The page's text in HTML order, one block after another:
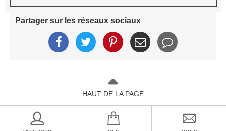
24 mm, Profil : 24 mm
Section de pneus recommandée en mm: 28-62
MOYEU: Shimano Acera M3050
Caractéristiques moyeu: Aluminium, Noir, Cônes à billes
RAYON: Acier, Noir, Rond, Coudé, Croisé par 3
Partager sur les réseaux sociaux
HAUT DE LA PAGE